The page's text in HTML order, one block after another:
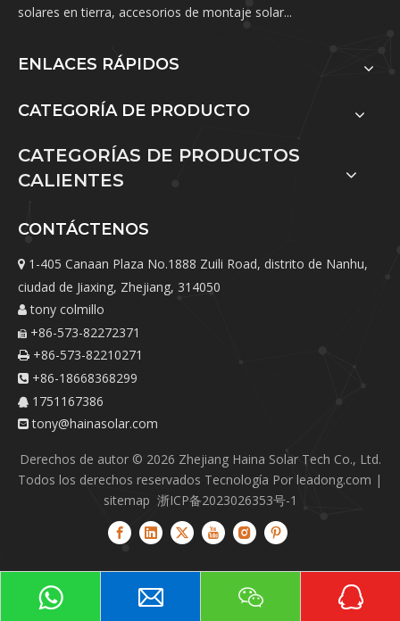
solares en tierra, accesorios de montaje solar...
ENLACES RÁPIDOS
CATEGORÍA DE PRODUCTO
CATEGORÍAS DE PRODUCTOS
CALIENTES
CONTÁCTENOS
 1-405 Canaan Plaza No.1888 Zuili Road, distrito de Nanhu,
ciudad de Jiaxing, Zhejiang, 314050
 tony colmillo
 +86-573-82272371
 +86-573-82210271
 +86-18668368299
 1751167386
 tony@hainasolar.com
Derechos de autor © 2026 Zhejiang Haina Solar Tech Co., Ltd.
Todos los derechos reservados Tecnología Por leadong.com |
sitemap 浙ICP备2023026353号-1